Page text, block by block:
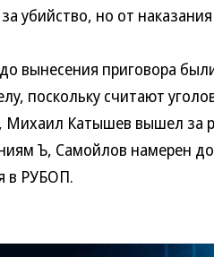
убийство, но от
вынесения приговора
поскольку считают
Катышев вышел за
Ъ, Самойлов намерен
в РУБОП.